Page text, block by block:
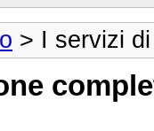
> I servizi